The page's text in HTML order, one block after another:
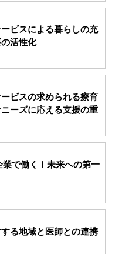
ビスによる暮らしの充
活性化
ビスの求められる療育
ーズに応える支援の重
で働く！未来への第一
る地域と医師との連携